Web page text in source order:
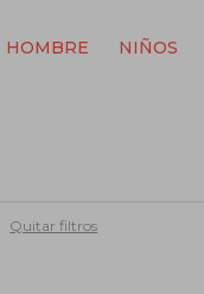
HOMBRE NIÑOS
Quitar filtros